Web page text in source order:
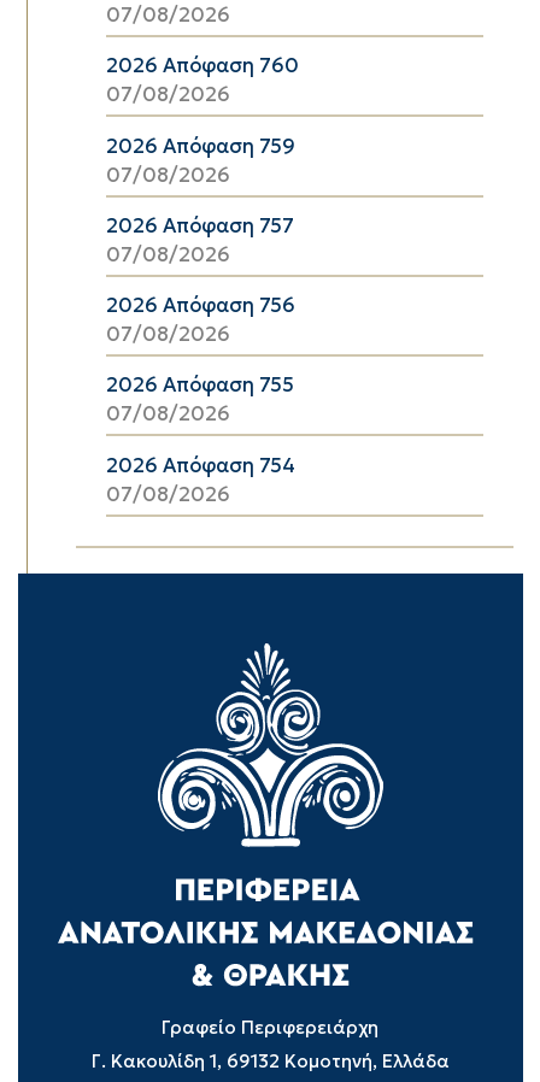
07/08/2026
2026 Απόφαση 760
07/08/2026
2026 Απόφαση 759
07/08/2026
2026 Απόφαση 757
07/08/2026
2026 Απόφαση 756
07/08/2026
2026 Απόφαση 755
07/08/2026
2026 Απόφαση 754
07/08/2026
Γραφείο Περιφερειάρχη
Γ. Κακουλίδη 1, 69132 Κομοτηνή, Ελλάδα